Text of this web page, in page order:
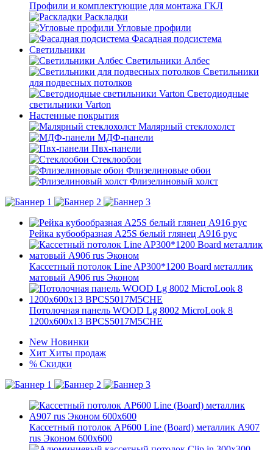
Профили и комплектующие для монтажа ГКЛ
Раскладки
Угловые профили
Фасадная подсистема
Светильники
Светильники Албес
Светильники
для подвесных потолков
Светодиодные
светильники Varton
Настенные покрытия
Малярный стеклохолст
МДФ-панели
Пвх-панели
Стеклообои
Флизелиновые обои
Флизелиновый холст
Рейка кубообразная A25S белый глянец А916 рус
Кассетный потолок Line AP300*1200 Board металлик
матовый А906 rus Эконом
Потолочная панель WOOD Lg 8002 MicroLook 8
1200x600x13 BPCS5017M5CHE
New Новинки
Хит Хиты продаж
% Скидки
Кассетный потолок AP600 Line (Board) металлик А907
rus Эконом 600x600